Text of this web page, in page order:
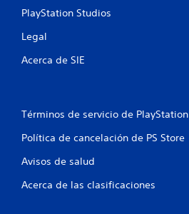
PlayStation Studios
Legal
Acerca de SIE
Términos de servicio de PlayStation
Política de cancelación de PS Store
Avisos de salud
Acerca de las clasificaciones